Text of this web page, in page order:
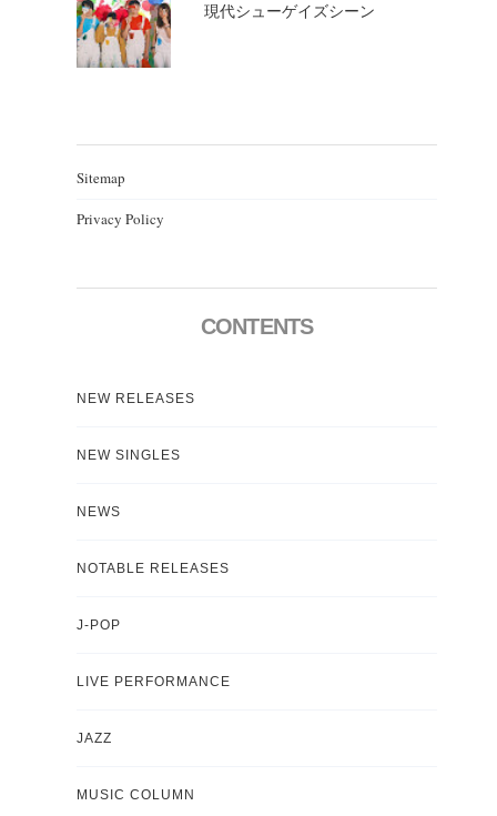
現代シューゲイズシーン
Sitemap
Privacy Policy
CONTENTS
NEW RELEASES
NEW SINGLES
NEWS
NOTABLE RELEASES
J-POP
LIVE PERFORMANCE
JAZZ
MUSIC COLUMN